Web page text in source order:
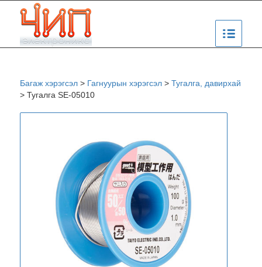
Багаж хэрэгсэл> Гагнуурын хэрэгсэл> Тугалга, давирхай
> Тугалга SE-05010